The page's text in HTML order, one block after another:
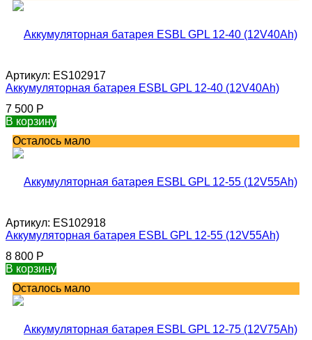
Артикул: ES102917
Аккумуляторная батарея ESBL GPL 12-40 (12V40Ah)
7 500 Р
В корзину
Осталось мало
Артикул: ES102918
Аккумуляторная батарея ESBL GPL 12-55 (12V55Ah)
8 800 Р
В корзину
Осталось мало